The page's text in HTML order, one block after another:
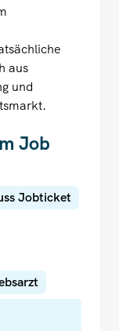
aus
und
Job
Jobticket